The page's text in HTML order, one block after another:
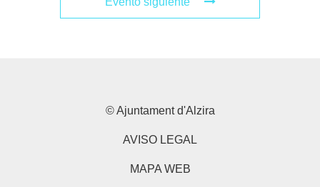
© Ajuntament d'Alzira
AVISO LEGAL
MAPA WEB